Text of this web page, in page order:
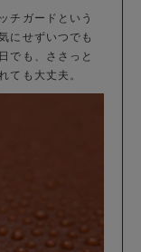
チガードという
にせずいつでも
でも、ささっと
ても大丈夫。